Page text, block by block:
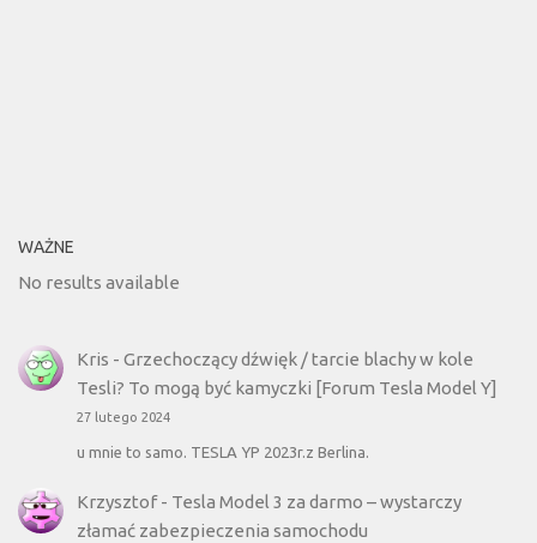
WAŻNE
No results available
Kris - Grzechoczący dźwięk / tarcie blachy w kole
Tesli? To mogą być kamyczki [Forum Tesla Model Y]
27 lutego 2024
u mnie to samo. TESLA YP 2023r.z Berlina.
Krzysztof- Tesla Model 3 za darmo – wystarczy
złamać zabezpieczenia samochodu